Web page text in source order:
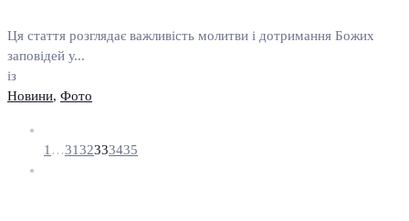
Ця стаття розглядає важливість молитви і дотримання Божих
заповідей у...
із
Новини, Фото
1 …3132333435